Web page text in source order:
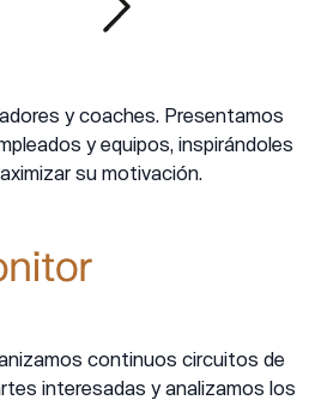
y coaches. Presentamos
y equipos, inspirándoles
su motivación.
continuos circuitos de
interesadas y analizamos los